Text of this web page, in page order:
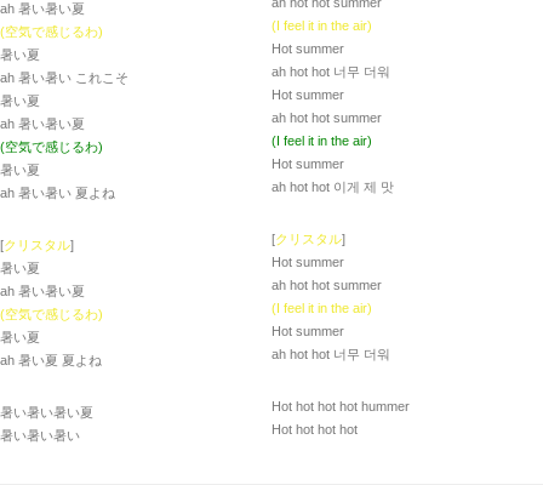
ah 暑い暑い夏
(空気で感じるわ)
暑い夏
ah 暑い暑い これこそ
暑い夏
ah 暑い暑い夏
(空気で感じるわ)
暑い夏
ah 暑い暑い 夏よね
[クリスタル]
暑い夏
ah 暑い暑い夏
(空気で感じるわ)
暑い夏
ah 暑い夏 夏よね
暑い暑い暑い夏
暑い暑い暑い
(I feel it in the air)
Hot summer
ah hot hot 너무 더워
Hot summer
ah hot hot summer
(I feel it in the air)
Hot summer
ah hot hot 이게 제 맛
[クリスタル]
Hot summer
ah hot hot summer
(I feel it in the air)
Hot summer
ah hot hot 너무 더워
Hot hot hot hot hummer
Hot hot hot hot